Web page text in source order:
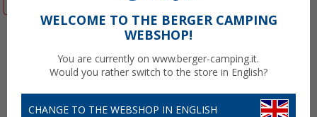
WELCOME TO THE BERGER CAMPING
WEBSHOP!
You are currently on www.berger-camping.it.
Would you rather switch to the store in English?
CHANGE TO THE WEBSHOP IN ENGLISH